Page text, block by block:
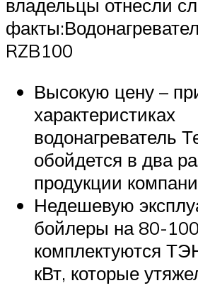
владельцы отнесли
RZB100
Высокую цену –
характеристиках
водонагреватель
обойдется в два
продукции
Недешевую
бойлеры на 80-
комплектуются
кВт, которые